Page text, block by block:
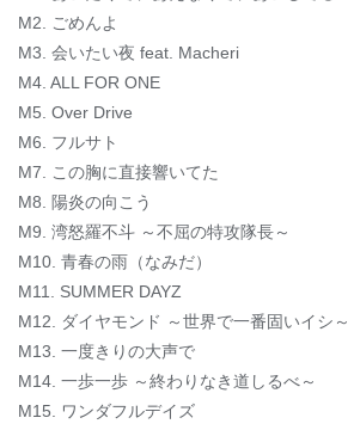
M2. ごめんよ
M3. 会いたい夜 feat. Macheri
M4. ALL FOR ONE
M5. Over Drive
M6. フルサト
M7. この胸に直接響いてた
M8. 陽炎の向こう
M9. 湾怒羅不斗 ～不屈の特攻隊長～
M10. 青春の雨（なみだ）
M11. SUMMER DAYZ
M12. ダイヤモンド ～世界で一番固いイシ～
M13. 一度きりの大声で
M14. 一歩一歩 ～終わりなき道しるべ～
M15. ワンダフルデイズ